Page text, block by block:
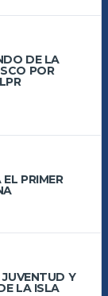
DE LA
POR
PRIMER
Y
LA ISLA